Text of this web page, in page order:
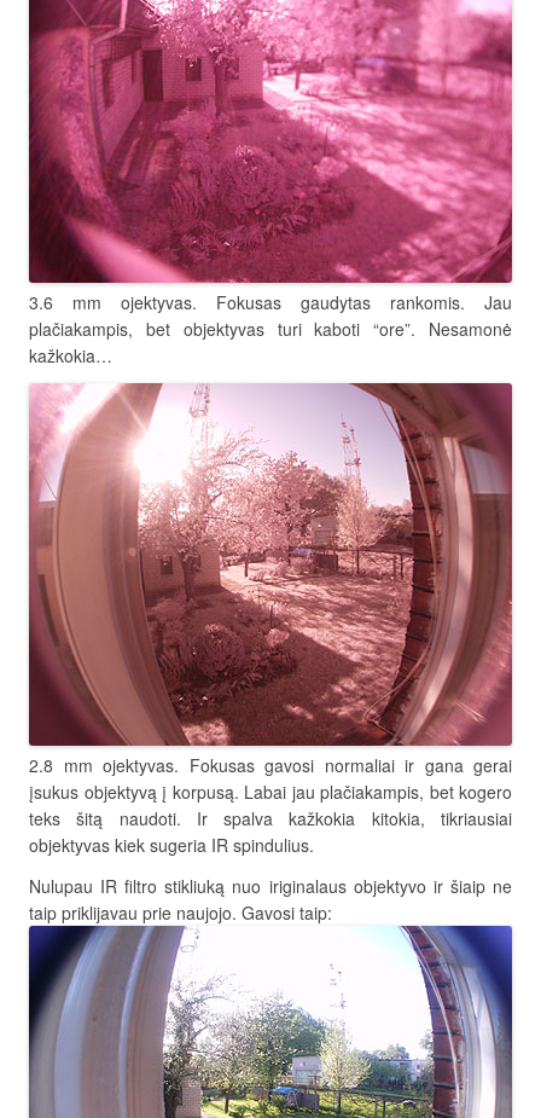
3.6 mm ojektyvas. Fokusas gaudytas rankomis. Jau
plačiakampis, bet objektyvas turi kaboti “ore”. Nesamonė
kažkokia…
2.8 mm ojektyvas. Fokusas gavosi normaliai ir gana gerai
įsukus objektyvą į korpusą. Labai jau plačiakampis, bet kogero
teks šitą naudoti. Ir spalva kažkokia kitokia, tikriausiai
objektyvas kiek sugeria IR spindulius.
Nulupau IR filtro stikliuką nuo iriginalaus objektyvo ir šiaip ne
taip priklijavau prie naujojo. Gavosi taip: